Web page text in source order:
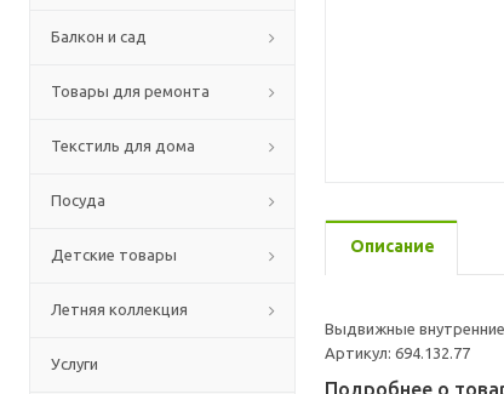
Балкон и сад
Товары для ремонта
Текстиль для дома
Посуда
Детские товары
Летняя коллекция
Услуги
Описание
Выдвижные
Артикул: 694.132.77
Подробнее о